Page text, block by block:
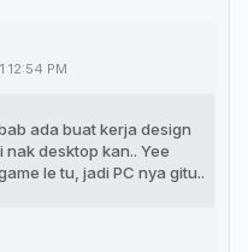
12:54 PM
ada buat kerja design
nak desktop kan.. Yee
le tu, jadi PC nya gitu..